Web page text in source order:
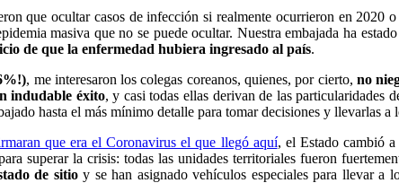
que ocultar casos de infección si realmente ocurrieron en 2020
masiva que no se puede ocultar. Nuestra embajada ha
de que la enfermedad hubiera ingresado al país.
, me interesaron los colegas coreanos, quienes, por cierto, no
indudable éxito, y casi todas ellas derivan de las particularidades
hasta el más mínimo detalle para tomar decisiones y llevarlas
que era el Coronavirus el que llegó aquí, el Estado cambió
superar la crisis: todas las unidades territoriales fueron
de sitioy se han asignado vehículos especiales para llevar a